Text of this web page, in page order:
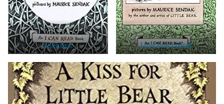
Little Bear Little Bear’s Friend